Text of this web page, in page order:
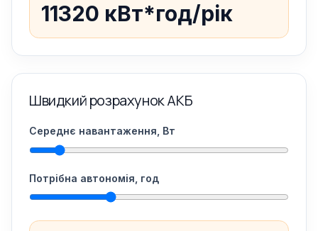
11320 кВт*год/рік
Швидкий розрахунок АКБ
Середнє навантаження, Вт
Потрібна автономія, год